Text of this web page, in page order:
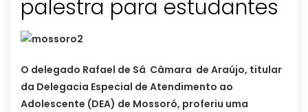
palestra para estudantes
O delegado Rafael de Sá Câmara de Araújo, titular
da Delegacia Especial de Atendimento ao
Adolescente (DEA) de Mossoró, proferiu uma